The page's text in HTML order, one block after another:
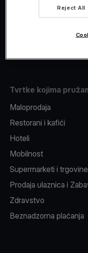
Fiskalizacija
Tvrtke kojima
Maloprodaja
Restorani i kafići
Hoteli
Mobilnost
Supermarketi i
Prodaja ulaznica i
Zdravstvo
Beznadzorna plaćanja
Reject All